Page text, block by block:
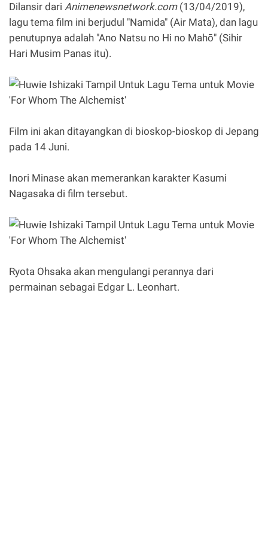
Dilansir dari Animenewsnetwork.com (13/04/2019),
lagu tema film ini berjudul "Namida" (Air Mata), dan lagu
penutupnya adalah "Ano Natsu no Hi no Mahō" (Sihir
Hari Musim Panas itu).
Film ini akan ditayangkan di bioskop-bioskop di Jepang
pada 14 Juni.
Inori Minase akan memerankan karakter Kasumi
Nagasaka di film tersebut.
Ryota Ohsaka akan mengulangi perannya dari
permainan sebagai Edgar L. Leonhart.